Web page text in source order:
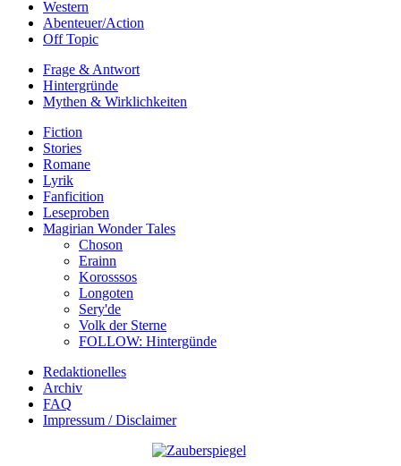
Western
Abenteuer/Action
Off Topic
Frage & Antwort
Hintergründe
Mythen & Wirklichkeiten
Fiction
Stories
Romane
Lyrik
Fanficition
Leseproben
Magirian Wonder Tales
Choson
Erainn
Korosssos
Longoten
Sery'de
Volk der Sterne
FOLLOW: Hintergünde
Redaktionelles
Archiv
FAQ
Impressum / Disclaimer